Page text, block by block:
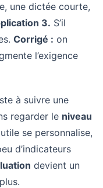
une dictée courte,
3. S’il
Corrigé : on
l’exigence
à suivre une
regarder le niveau
se personnalise,
d’indicateurs
devient un